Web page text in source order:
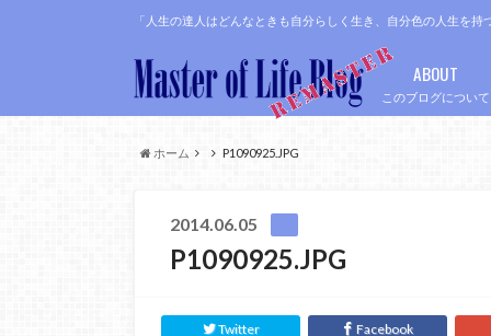
「人生の達人はどんなときも自分らしく生き、自分色の人生を持
このブログについて
ABOUT
ホーム P1090925.JPG
2014.06.05
P1090925.JPG
Twitter Facebook